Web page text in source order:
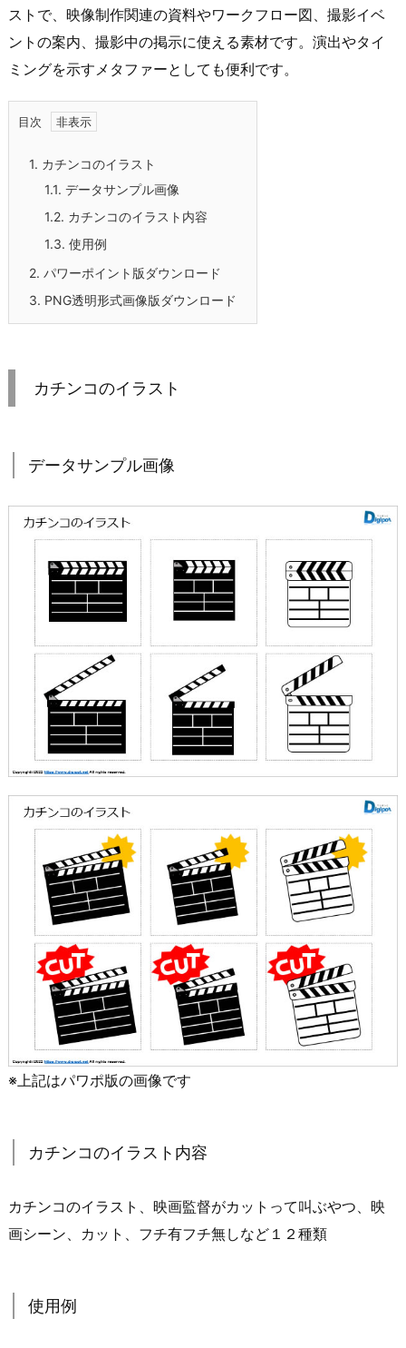
ストで、映像制作関連の資料やワークフロー図、撮影イベ
ントの案内、撮影中の掲示に使える素材です。演出やタイ
ミングを示すメタファーとしても便利です。
目次
1. カチンコのイラスト
1.1. データサンプル画像
1.2. カチンコのイラスト内容
1.3. 使用例
2. パワーポイント版ダウンロード
3. PNG透明形式画像版ダウンロード
カチンコのイラスト
データサンプル画像
※上記はパワポ版の画像です
カチンコのイラスト内容
カチンコのイラスト、映画監督がカットって叫ぶやつ、映
画シーン、カット、フチ有フチ無しなど１２種類
使用例